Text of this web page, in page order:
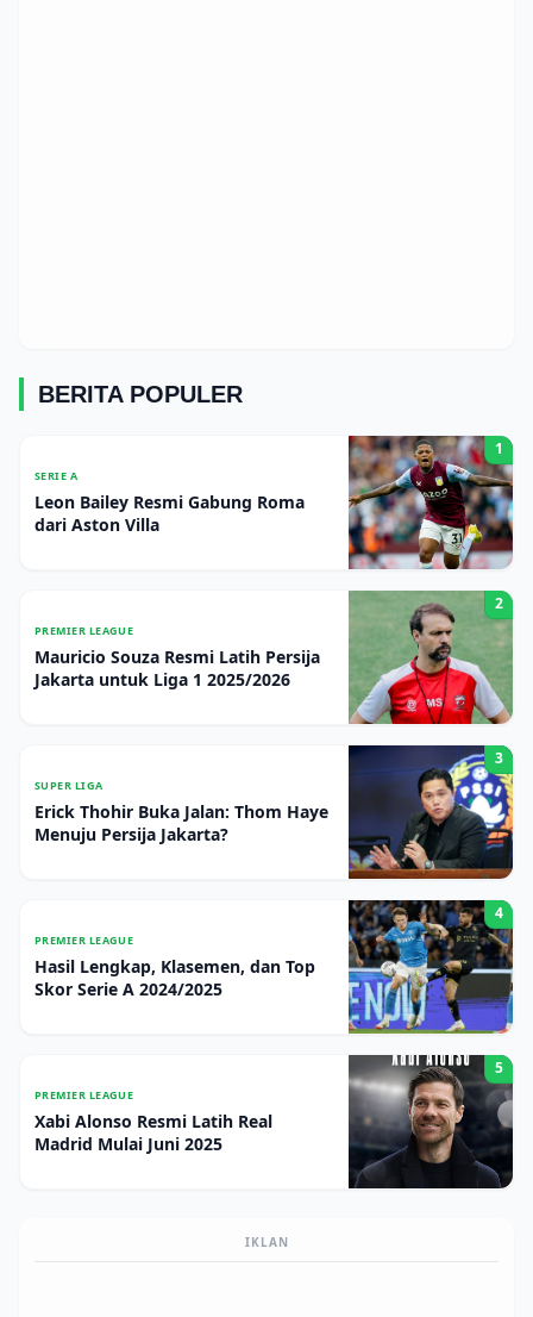
BERITA POPULER
SERIE A
Leon Bailey Resmi Gabung Roma
dari Aston Villa
1
PREMIER LEAGUE
Mauricio Souza Resmi Latih Persija
Jakarta untuk Liga 1 2025/2026
2
SUPER LIGA
Erick Thohir Buka Jalan: Thom Haye
Menuju Persija Jakarta?
3
PREMIER LEAGUE
Hasil Lengkap, Klasemen, dan Top
Skor Serie A 2024/2025
4
PREMIER LEAGUE
Xabi Alonso Resmi Latih Real
Madrid Mulai Juni 2025
5
IKLAN